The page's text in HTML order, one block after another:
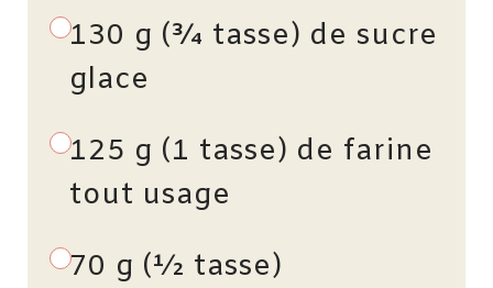
130 g (¾ tasse) de sucre
glace
125 g (1 tasse) de farine
tout usage
70 g (½ tasse)